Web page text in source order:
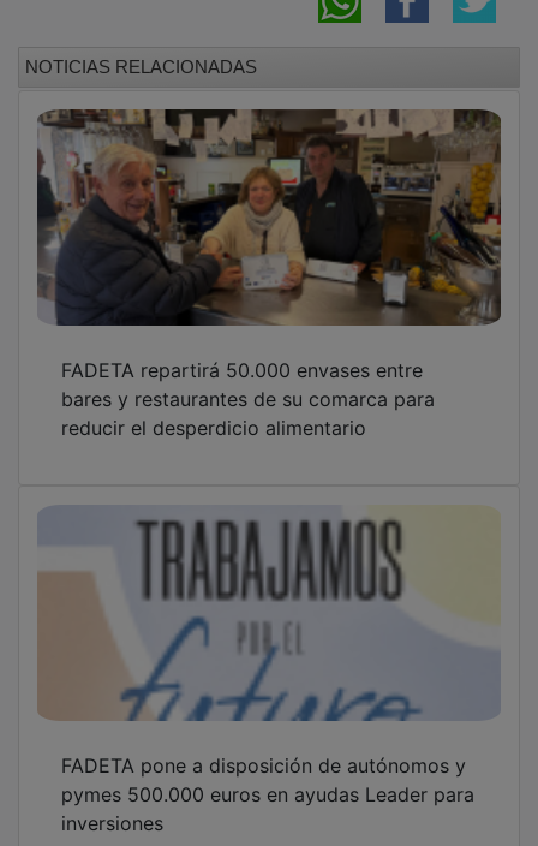
FADETA pone a disposición de autónomos y
pymes 500.000 euros en ayudas Leader para
FADETA publica una convocatoria de ayudas
Leader para nuevos emprendedores dotada